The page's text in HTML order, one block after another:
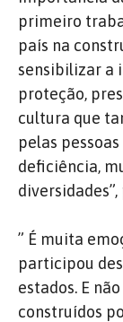
primeiro
país na
sensibilizar a
proteção,
cultura que
pelas pessoas
deficiência,
” É muita
participou
estados. E
construídos